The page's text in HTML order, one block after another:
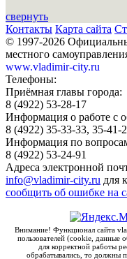
свернуть
Контакты Карта сайта
© 1997-2026
местного
www.vladimir-city.ru
Телефоны:
Приёмная главы города:
8 (4922) 53-28-17
Информация о работе с
8 (4922) 35-33-33, 35-41-
Информация по
8 (4922) 53-24-91
Адреса электронной
info@vladimir-city.ru для
сообщить об ошибке на
Внимание! Функционал сайта
пользователей (cookie, данные
для корректной работы
обрабатывались, то должны